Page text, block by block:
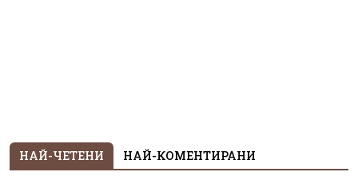
НАЙ-ЧЕТЕНИ НАЙ-КОМЕНТИРАНИ